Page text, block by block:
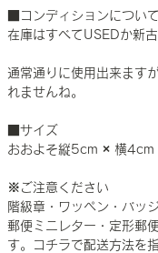
■コンディションについて
在庫はすべてUSEDか新
通常通りに使用出来ます
れませんね。
■サイズ
おおよそ縦5cm × 横4cm
※ご注意ください
階級章・ワッペン・バッ
郵便ミニレター・定形郵
す。コチラで配送方法を